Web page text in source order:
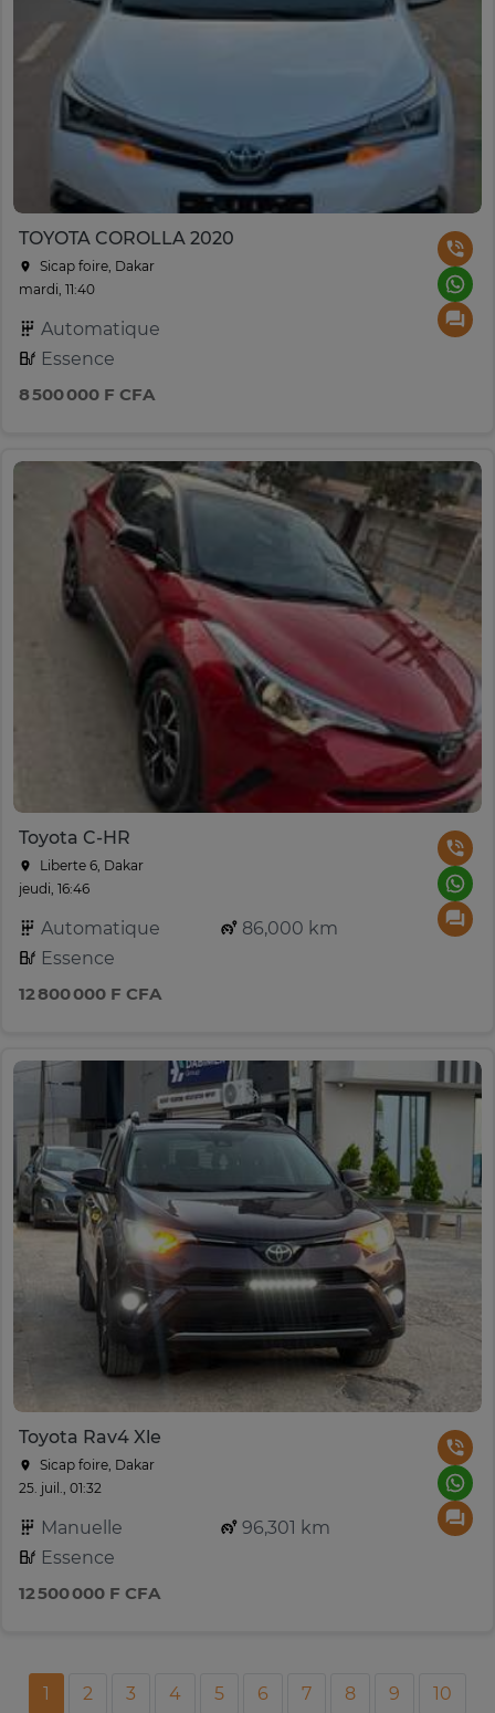
TOYOTA COROLLA 2020
Sicap foire, Dakar
mardi, 11:40
Automatique
Essence
8 500 000 F CFA
Toyota C-HR
Liberte 6, Dakar
jeudi, 16:46
Automatique
86,000 km
Essence
12 800 000 F CFA
Toyota Rav4 Xle
Sicap foire, Dakar
25. juil., 01:32
Manuelle
96,301 km
Essence
12 500 000 F CFA
1 2 3 4 5 6 7 8 9
10